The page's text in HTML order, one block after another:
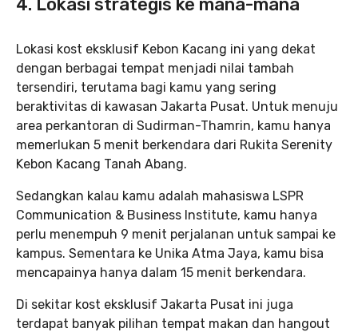
4. Lokasi strategis ke mana-mana
Lokasi kost eksklusif Kebon Kacang ini yang dekat
dengan berbagai tempat menjadi nilai tambah
tersendiri, terutama bagi kamu yang sering
beraktivitas di kawasan Jakarta Pusat. Untuk menuju
area perkantoran di Sudirman-Thamrin, kamu hanya
memerlukan 5 menit berkendara dari Rukita Serenity
Kebon Kacang Tanah Abang.
Sedangkan kalau kamu adalah mahasiswa LSPR
Communication & Business Institute, kamu hanya
perlu menempuh 9 menit perjalanan untuk sampai ke
kampus. Sementara ke Unika Atma Jaya, kamu bisa
mencapainya hanya dalam 15 menit berkendara.
Di sekitar kost eksklusif Jakarta Pusat ini juga
terdapat banyak pilihan tempat makan dan hangout